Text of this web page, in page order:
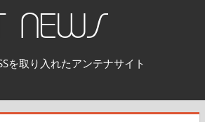
NEWS
を取り入れたアンテナサイト